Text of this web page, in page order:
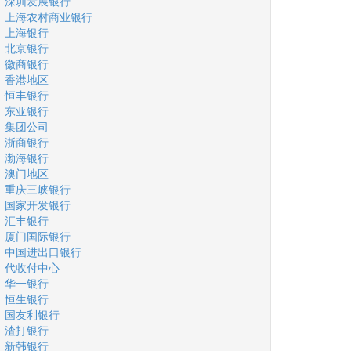
上海农村商业银行
上海银行
北京银行
徽商银行
香港地区
恒丰银行
东亚银行
集团公司
浙商银行
渤海银行
澳门地区
重庆三峡银行
国家开发银行
汇丰银行
厦门国际银行
中国进出口银行
代收付中心
华一银行
恒生银行
国友利银行
渣打银行
新韩银行